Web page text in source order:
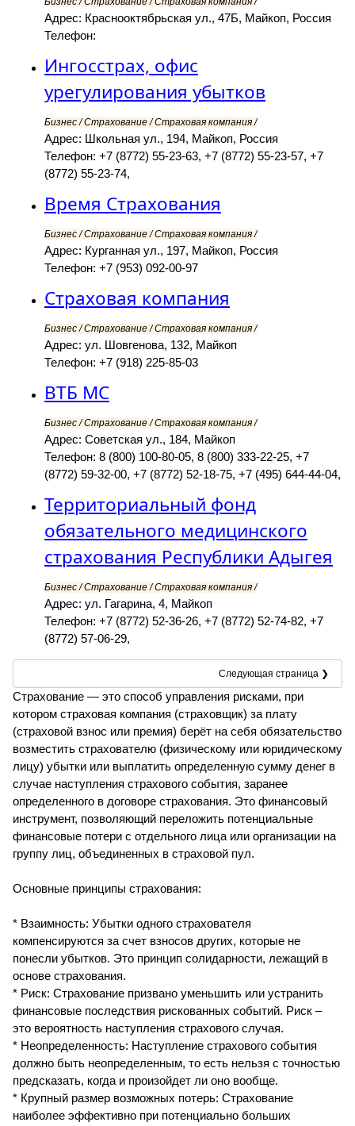
Адрес: Краснооктябрьская ул., 47Б, Майкоп, Россия
Телефон:
Ингосстрах, офис
урегулирования убытков
Бизнес / Страхование / Страховая компания /
Адрес: Школьная ул., 194, Майкоп, Россия
Телефон: +7 (8772) 55-23-63, +7 (8772) 55-23-57, +7
(8772) 55-23-74,
Время Страхования
Бизнес / Страхование / Страховая компания /
Адрес: Курганная ул., 197, Майкоп, Россия
Телефон: +7 (953) 092-00-97
Страховая компания
Бизнес / Страхование / Страховая компания /
Адрес: ул. Шовгенова, 132, Майкоп
Телефон: +7 (918) 225-85-03
ВТБ МС
Бизнес / Страхование / Страховая компания /
Адрес: Советская ул., 184, Майкоп
Телефон: 8 (800) 100-80-05, 8 (800) 333-22-25, +7
(8772) 59-32-00, +7 (8772) 52-18-75, +7 (495) 644-44-04,
Территориальный фонд
обязательного медицинского
страхования Республики Адыгея
Бизнес / Страхование / Страховая компания /
Адрес: ул. Гагарина, 4, Майкоп
Телефон: +7 (8772) 52-36-26, +7 (8772) 52-74-82, +7
(8772) 57-06-29,
Следующая страница ❯
Страхование — это способ управления рисками, при
котором страховая компания (страховщик) за плату
(страховой взнос или премия) берёт на себя обязательство
возместить страхователю (физическому или юридическому
лицу) убытки или выплатить определенную сумму денег в
случае наступления страхового события, заранее
определенного в договоре страхования. Это финансовый
инструмент, позволяющий переложить потенциальные
финансовые потери с отдельного лица или организации на
группу лиц, объединенных в страховой пул.
Основные принципы страхования:
* Взаимность: Убытки одного страхователя
компенсируются за счет взносов других, которые не
понесли убытков. Это принцип солидарности, лежащий в
основе страхования.
* Риск: Страхование призвано уменьшить или устранить
финансовые последствия рискованных событий. Риск –
это вероятность наступления страхового случая.
* Неопределенность: Наступление страхового события
должно быть неопределенным, то есть нельзя с точностью
предсказать, когда и произойдет ли оно вообще.
* Крупный размер возможных потерь: Страхование
наиболее эффективно при потенциально больших